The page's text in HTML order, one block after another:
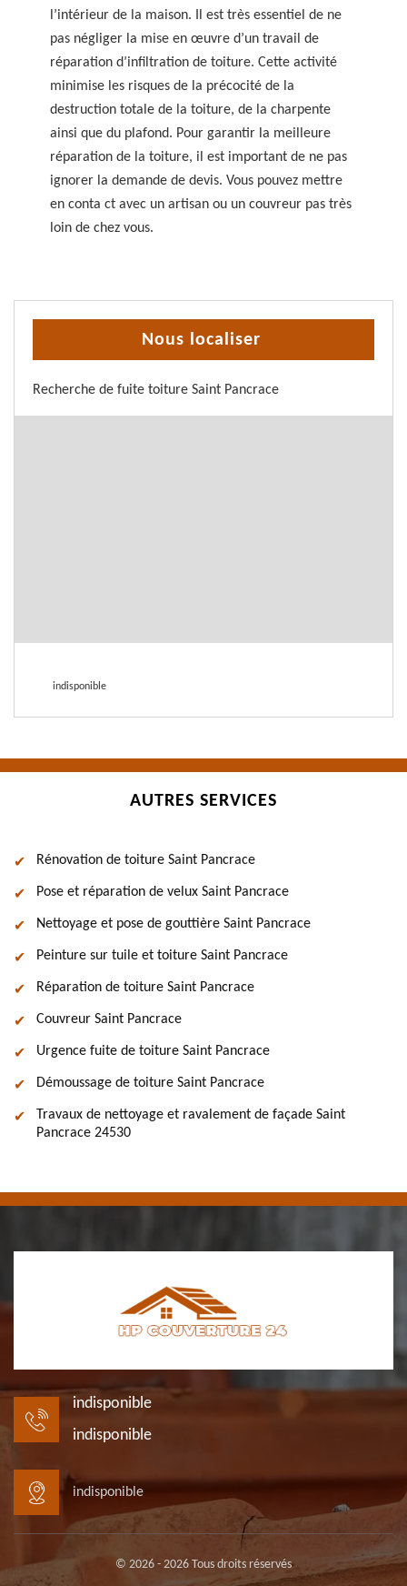
l’intérieur de la maison. Il est très essentiel de ne
pas négliger la mise en œuvre d’un travail de
réparation d’infiltration de toiture. Cette activité
minimise les risques de la précocité de la
destruction totale de la toiture, de la charpente
ainsi que du plafond. Pour garantir la meilleure
réparation de la toiture, il est important de ne pas
ignorer la demande de devis. Vous pouvez mettre
en conta ct avec un artisan ou un couvreur pas très
loin de chez vous.
Nous localiser
Recherche de fuite toiture Saint Pancrace
indisponible
AUTRES SERVICES
Rénovation de toiture Saint Pancrace
Pose et réparation de velux Saint Pancrace
Nettoyage et pose de gouttière Saint Pancrace
Peinture sur tuile et toiture Saint Pancrace
Réparation de toiture Saint Pancrace
Couvreur Saint Pancrace
Urgence fuite de toiture Saint Pancrace
Démoussage de toiture Saint Pancrace
Travaux de nettoyage et ravalement de façade Saint
Pancrace 24530
indisponible
indisponible
indisponible
© 2026 - 2026 Tous droits réservés